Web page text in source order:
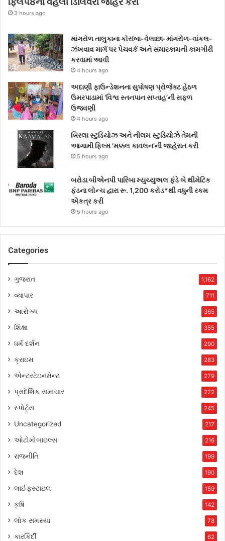
3 hours ago
માંગરોળ તાલુકાના કોસંબા-વેલાછા-માંગરોળ-વાંકલ-
ઝંખવાવ માર્ગ પર પેચવર્ક અને સમારકામની કામગીરી
કરવામાં આવી
4 hours ago
અદાણી ફાઉન્ડેશનના સુપોષણ પ્રોજેક્ટ હેઠળ
ઉમરપાડામાં ‘વિશ્વ સ્તનપાન સપ્તાહ’ની સફળ
ઉજવણી
4 hours ago
બિરલા સ્ટુડિયોઝ અને નીલમ સ્ટુડિયોઝે તેમની
આગામી ફિલ્મ ‘મક્કલ કાવલન’ની જાહેરાત કરી
5 hours ago
બરોડા બીએનપી પારિબા મ્યુચ્યુઅલ ફંડે બે થીમેટિક
ફંડના લોન્ચ દ્વારા રૂ. 1,200 કરોડ*થી વધુની રકમ
એકત્ર કરી
5 hours ago
Categories
ગુજરાત 1,162
વ્યાપાર 711
આરોગ્ય 365
શિક્ષા 355
ધર્મ દર્શન 290
ક્રાઇમ 283
એન્ટરટેઇનમેન્ટ 279
પ્રાદેશિક સમાચાર 272
સ્પોર્ટ્સ 245
Uncategorized 217
ઓટોમોબાઇલ્સ 216
રાજનીતિ 199
દેશ 190
લાઈફસ્ટાઇલ 159
કૃષિ 142
લોક સમસ્યા 78
કારકિર્દી 62